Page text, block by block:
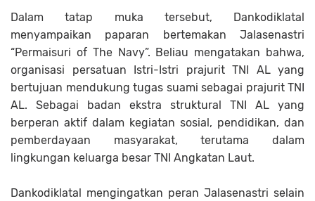
Dalam tatap muka tersebut, Dankodiklatal
menyampaikan paparan bertemakan Jalasenastri
“Permaisuri of The Navy”. Beliau mengatakan bahwa,
organisasi persatuan Istri-Istri prajurit TNI AL yang
bertujuan mendukung tugas suami sebagai prajurit TNI
AL. Sebagai badan ekstra struktural TNI AL yang
berperan aktif dalam kegiatan sosial, pendidikan, dan
pemberdayaan masyarakat, terutama dalam
lingkungan keluarga besar TNI Angkatan Laut.
Dankodiklatal mengingatkan peran Jalasenastri selain